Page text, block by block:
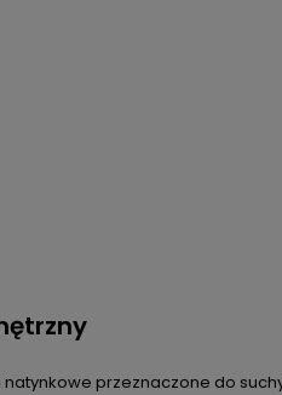
natynkowe przeznaczone do